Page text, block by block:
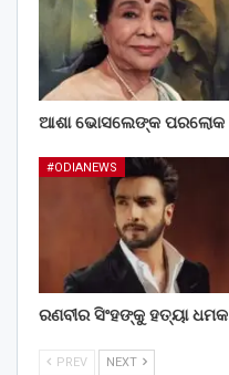
ଆଶା ଭୋସଲେଙ୍କ ପରଲୋକ
#ODIANEWS
ରଣବୀର ସିଂହଙ୍କୁ ହତ୍ୟା ଧମକ
PREV NEXT